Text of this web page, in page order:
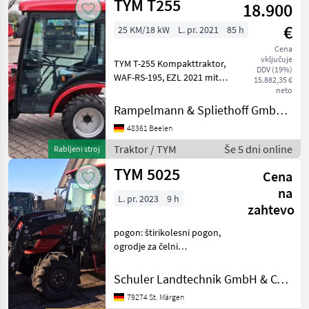
Rabljeni stroj
TYM T255
18.900
€
Cena
vključuje
DDV (19%)
15.882,35 €
neto
25 KM/18 kW L. pr. 2021 85 h
TYM T-255 Kompakttraktor,
WAF-RS-195, EZL 2021 mit
Kabine und Heizung, 25 PS,
3 Zylinder Dieselmotor, R4-
Industriebereifung,
Fronthydrau
Rampelmann & Spliethoff GmbH & Co.KG
48361 Beelen
Traktor / TYM Še 5 dni online
TYM 5025
Cena
na
zahtevo
L. pr. 2023 9 h
pogon: štirikolesni pogon,
ogrodje za čelni
nakladalec Traktor
Standardni traktor
Schuler Landtechnik GmbH & CO KG
79274 St. Märgen